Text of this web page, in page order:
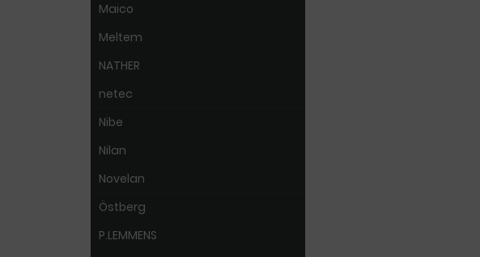
Maico
Meltem
NATHER
netec
Nibe
Nilan
Novelan
Östberg
P.LEMMENS